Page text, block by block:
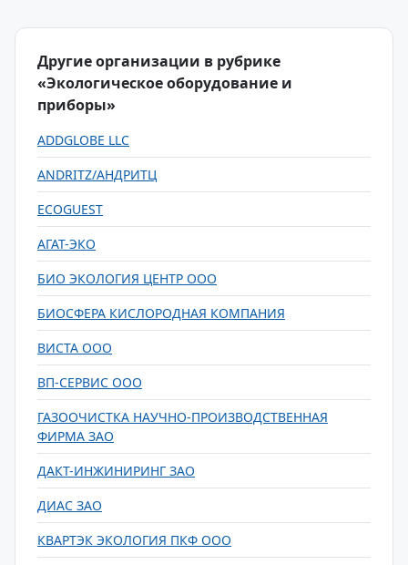
Другие организации в рубрике
«Экологическое оборудование и
приборы»
ADDGLOBE LLC
ANDRITZ/АНДРИТЦ
ECOGUEST
АГАТ-ЭКО
БИО ЭКОЛОГИЯ ЦЕНТР ООО
БИОСФЕРА КИСЛОРОДНАЯ КОМПАНИЯ
ВИСТА ООО
ВП-СЕРВИС ООО
ГАЗООЧИСТКА НАУЧНО-ПРОИЗВОДСТВЕННАЯ
ФИРМА ЗАО
ДАКТ-ИНЖИНИРИНГ ЗАО
ДИАС ЗАО
КВАРТЭК ЭКОЛОГИЯ ПКФ ООО